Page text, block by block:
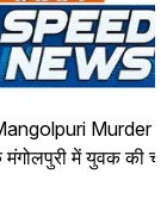
Murder
मंगोलपुरी में युवक की